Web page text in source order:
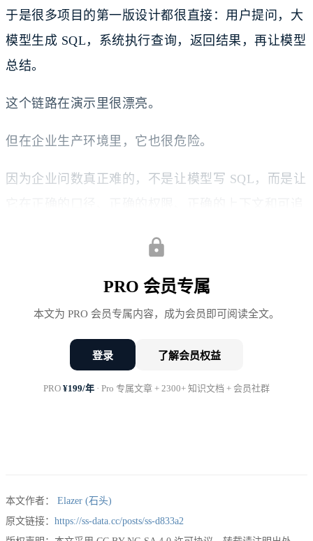
于是很多项目的第一版设计都很直接：用户提问，大
模型生成 SQL，系统执行查询，返回结果，再让模型
总结。
这个链路在演示里很漂亮。
但在企业生产环境里，它也很危险。
因为企业问数真正难的，不是让模型写 SQL，而是让
第一件事：不要让自然语言直接撞
数据库
能想看实收，也可能想看财务确认收入。用户问“新
客表现”，可能按首次注册算，也可能按首次下单
PRO 会员专属
本文为 PRO 会员专属内容，成为会员即可阅读全文。
登录 了解会员权益
PRO ¥199/年 · Pro 专属文章 + 2300+ 知识文档 + 会员社群
本文作者：
Elazer (石头)
原文链接： https://ss-data.cc/posts/ss-d833a2